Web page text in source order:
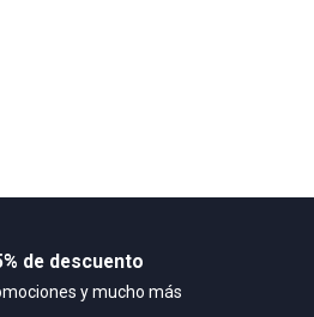
de descuento
y mucho más